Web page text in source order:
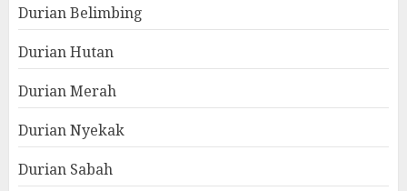
Durian Belimbing
Durian Hutan
Durian Merah
Durian Nyekak
Durian Sabah